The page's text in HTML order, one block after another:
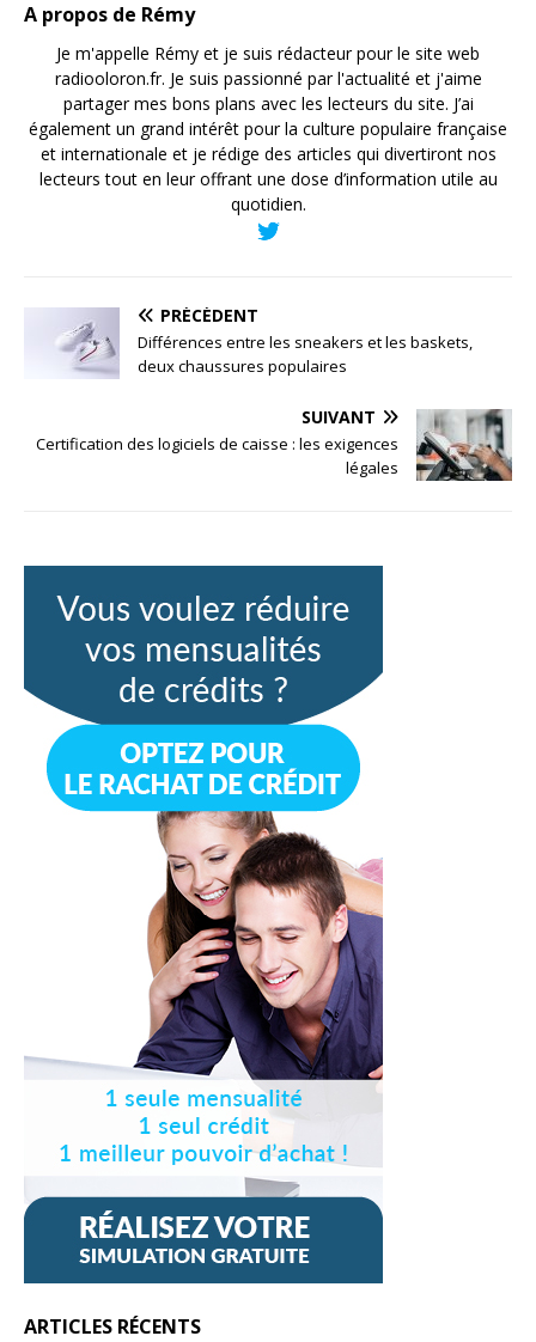
A propos de Rémy
Je m'appelle Rémy et je suis rédacteur pour le site web
radiooloron.fr. Je suis passionné par l'actualité et j'aime
partager mes bons plans avec les lecteurs du site. J’ai
également un grand intérêt pour la culture populaire française
et internationale et je rédige des articles qui divertiront nos
lecteurs tout en leur offrant une dose d’information utile au
quotidien.
PRÉCÉDENT
Différences entre les sneakers et les baskets,
deux chaussures populaires
SUIVANT
Certification des logiciels de caisse : les exigences
légales
ARTICLES RÉCENTS